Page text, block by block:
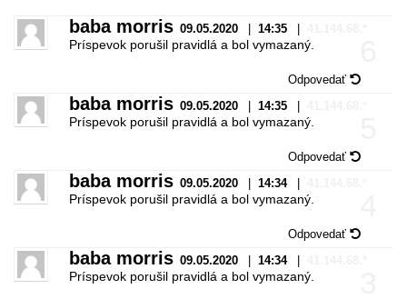
baba morris 09.05.2020 14:35
Príspevok porušil pravidlá a bol vymazaný.
Odpovedať
baba morris 09.05.2020 14:35
Príspevok porušil pravidlá a bol vymazaný.
Odpovedať
baba morris 09.05.2020 14:34
Príspevok porušil pravidlá a bol vymazaný.
Odpovedať
baba morris 09.05.2020 14:34
Príspevok porušil pravidlá a bol vymazaný.